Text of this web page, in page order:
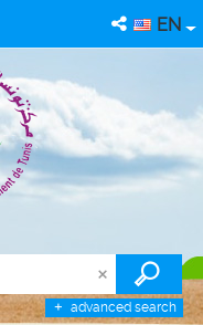
EN
advanced search